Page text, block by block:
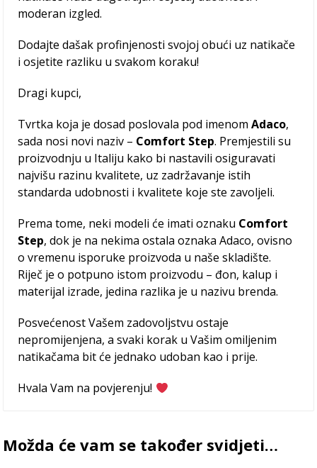
moderan izgled.
Dodajte dašak profinjenosti svojoj obući uz natikače
i osjetite razliku u svakom koraku!
Dragi kupci,
Tvrtka koja je dosad poslovala pod imenomAdaco,
sada nosi novi naziv – Comfort Step. Premjestili su
proizvodnju u Italiju kako bi nastavili osiguravati
najvišu razinu kvalitete, uz zadržavanje istih
standarda udobnosti i kvalitete koje ste zavoljeli.
Prema tome, neki modeli će imati oznaku Comfort
Step, dok je na nekima ostala oznaka Adaco, ovisno
o vremenu isporuke proizvoda u naše skladište.
Riječ je o potpuno istom proizvodu – đon, kalup i
materijal izrade, jedina razlika je u nazivu brenda.
Posvećenost Vašem zadovoljstvu ostaje
nepromijenjena, a svaki korak u Vašim omiljenim
natikačama bit će jednako udoban kao i prije.
Hvala Vam na povjerenju!
Možda će vam se također svidjeti…